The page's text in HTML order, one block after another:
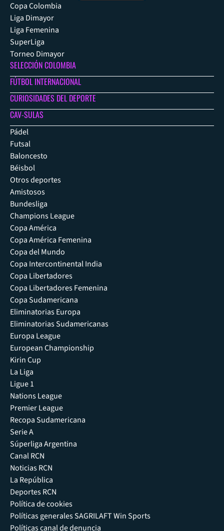
Copa Colombia
Liga Dimayor
Liga Femenina
SuperLiga
Torneo Dimayor
SELECCIÓN COLOMBIA
FÚTBOL INTERNACIONAL
CURIOSIDADES DEL DEPORTE
CAV-SULAS
Pádel
Futsal
Baloncesto
Béisbol
Otros deportes
Amistosos
Bundesliga
Champions League
Copa América
Copa América Femenina
Copa del Mundo
Copa Intercontinental India
Copa Libertadores
Copa Libertadores Femenina
Copa Sudamericana
Eliminatorias Europa
Eliminatorias Sudamericanas
Europa League
European Championship
Kirin Cup
La Liga
Ligue 1
Nations League
Premier League
Recopa Sudamericana
Serie A
Súperliga Argentina
Canal RCN
Noticias RCN
La República
Deportes RCN
Política de cookies
Políticas generales SAGRILAFT Win Sports
Políticas canal de denuncia